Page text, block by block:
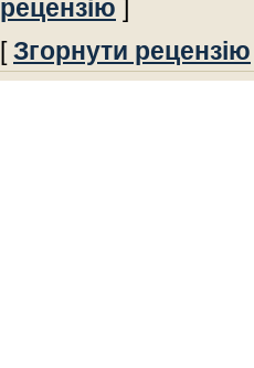
рецензію ]
[Згорнути рецензію